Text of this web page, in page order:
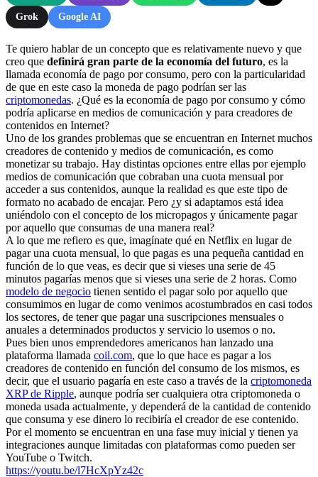
Grok Google AI
Te quiero hablar de un concepto que es relativamente nuevo y que
creo que definirá gran parte de la economía del futuro, es la
llamada economía de pago por consumo, pero con la particularidad
de que en este caso la moneda de pago podrían ser las
criptomonedas. ¿Qué es la economía de pago por consumo y cómo
podría aplicarse en medios de comunicación y para creadores de
contenidos en Internet?
Uno de los grandes problemas que se encuentran en Internet muchos
creadores de contenido y medios de comunicación, es como
monetizar su trabajo. Hay distintas opciones entre ellas por ejemplo
medios de comunicación que cobraban una cuota mensual por
acceder a sus contenidos, aunque la realidad es que este tipo de
formato no acabado de encajar. Pero ¿y si adaptamos está idea
uniéndolo con el concepto de los micropagos y únicamente pagar
por aquello que consumas de una manera real?
A lo que me refiero es que, imagínate qué en Netflix en lugar de
pagar una cuota mensual, lo que pagas es una pequeña cantidad en
función de lo que veas, es decir que si vieses una serie de 45
minutos pagarías menos que si vieses una serie de 2 horas. Como
modelo de negocio tienen sentido el pagar solo por aquello que
consumimos en lugar de como venimos acostumbrados en casi todos
los sectores, de tener que pagar una suscripciones mensuales o
anuales a determinados productos y servicio lo usemos o no.
Pues bien unos emprendedores americanos han lanzado una
plataforma llamada coil.com, que lo que hace es pagar a los
creadores de contenido en función del consumo de los mismos, es
decir, que el usuario pagaría en este caso a través de la criptomoneda
XRP de Ripple, aunque podría ser cualquiera otra criptomoneda o
moneda usada actualmente, y dependerá de la cantidad de contenido
que consuma y ese dinero lo recibiría el creador de ese contenido.
Por el momento se encuentran en una fase muy inicial y tienen ya
integraciones aunque limitadas con plataformas como pueden ser
YouTube o Twitch.
https://youtu.be/l7HcXpYz42c